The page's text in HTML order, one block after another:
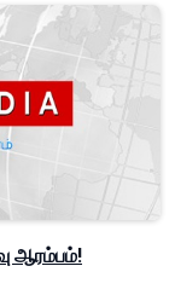
ஆரம்பம்!